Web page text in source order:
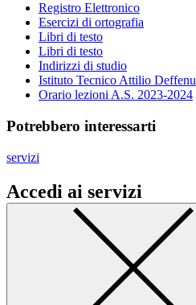
Registro Elettronico
Esercizi di ortografia
Libri di testo
Libri di testo
Indirizzi di studio
Istituto Tecnico Attilio Deffenu
Orario lezioni A.S. 2023-2024
Potrebbero interessarti
servizi
Accedi ai servizi